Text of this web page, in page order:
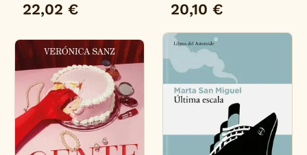
22,02 € 20,10 €